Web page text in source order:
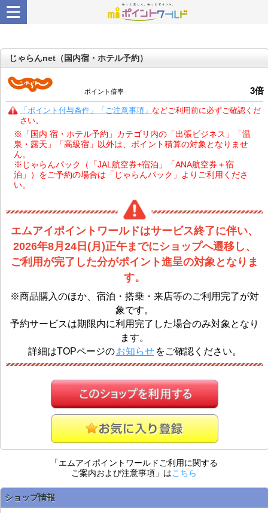
じゃらんnet（国内宿・ホテル予約）
ポイント倍率 3倍
「ポイント付与条件」「ご注意事項」 などご利用前に必ずご確認くだ
さい。
※「国内 宿・ホテル予約」カテゴリ内の「出張ビジネス」「温
泉・露天」「高級宿」以外は、ポイント積算の対象となりませ
ん。
※じゃらんパック（「JAL航空券+宿泊」「ANA航空券＋宿
泊」）をご予約の場合は「じゃらんパック」よりご利用くださ
い。
エムアイポイントワールドはサービス終了に伴い、
2026年8月24日(月)正午までにショップへ遷移し、
ご利用が完了した分がポイント進呈の対象となりま
す。
※商品購入のほか、宿泊・搭乗・来店等のご利用完了が対
象です。
予約サービスは期限内に利用完了した場合のみ対象となり
ます。
詳細はTOPページの お知らせ をご確認ください。
「エムアイポイントワールドご利用に関する
ご案内および注意事項」はこちら
ショップ情報